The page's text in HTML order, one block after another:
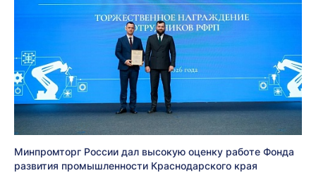
Минпромторг России дал высокую оценку работе Фонда
развития промышленности Краснодарского края